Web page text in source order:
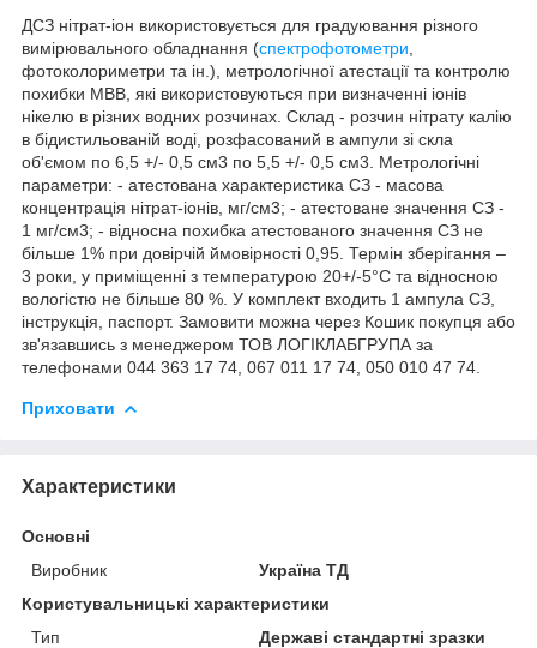
ДСЗ нітрат-іон використовується для градуювання різного
вимірювального обладнання (спектрофотометри
фотоколориметри та ін.), метрологічної атестації та контролю
похибки МВВ, які використовуються при визначенні іонів
нікелю в різних водних розчинах. Склад - розчин нітрату калію
в бідистильованій воді, розфасований в ампули зі скла
об'ємом по 6,5 +/- 0,5 см3 по 5,5 +/- 0,5 см3. Метрологічні
параметри: - атестована характеристика СЗ - масова
концентрація нітрат-іонів, мг/см3; - атестоване значення СЗ -
1 мг/см3; - відносна похибка атестованого значення СЗ не
більше 1% при довірчій ймовірності 0,95. Термін зберігання –
3 роки, у приміщенні з температурою 20+/-5°С та відносною
вологістю не більше 80 %. У комплект входить 1 ампула СЗ,
інструкція, паспорт. Замовити можна через Кошик покупця або
зв'язавшись з менеджером ТОВ ЛОГІКЛАБГРУПА за
телефонами 044 363 17 74, 067 011 17 74, 050 010 47 74.
Приховати
Характеристики
Основні
Виробник
Україна ТД
Користувальницькі характеристики
Тип
Державі стандартні зразки